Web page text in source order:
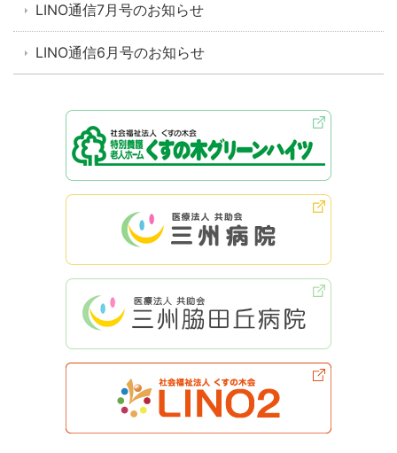
LINO通信7月号のお知らせ
LINO通信6月号のお知らせ